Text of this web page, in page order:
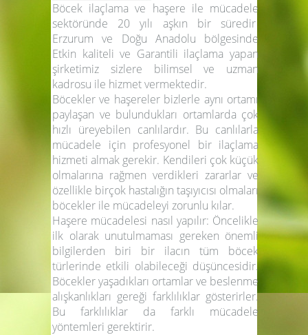
Böcek ilaçlama ve haşere ile mücadele
sektöründe 20 yılı aşkın bir süredir
Erzurum ve Doğu Anadolu bölgesinde
Etkin kaliteli ve Garantili ilaçlama yapan
şirketimiz sizlere bilimsel ve uzman
kadrosu ile hizmet vermektedir.
Böcekler ve haşereler bizlerle aynı ortamı
paylaşan ve bulundukları ortamlarda çok
hızlı üreyebilen canlılardır. Bu canlılarla
mücadele için profesyonel bir ilaçlama
hizmeti almak gerekir. Kendileri çok küçük
olmalarına rağmen verdikleri zararlar ve
özellikle birçok hastalığın taşıyıcısı olmaları
böcekler ile mücadeleyi zorunlu kılar.
Haşere mücadelesi nasıl yapılır: Öncelikle
ilk olarak unutulmaması gereken önemli
bilgilerden biri bir ilacın tüm böcek
türlerinde etkili olabileceği düşüncesidir.
Böcekler yaşadıkları ortamlar ve beslenme
alışkanlıkları gereği farklılıklar gösterirler.
Bu farklılıklar da farklı mücadele
yöntemleri gerektirir.